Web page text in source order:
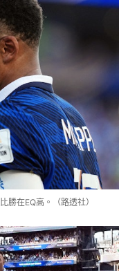
勝在EQ高。（路透社）